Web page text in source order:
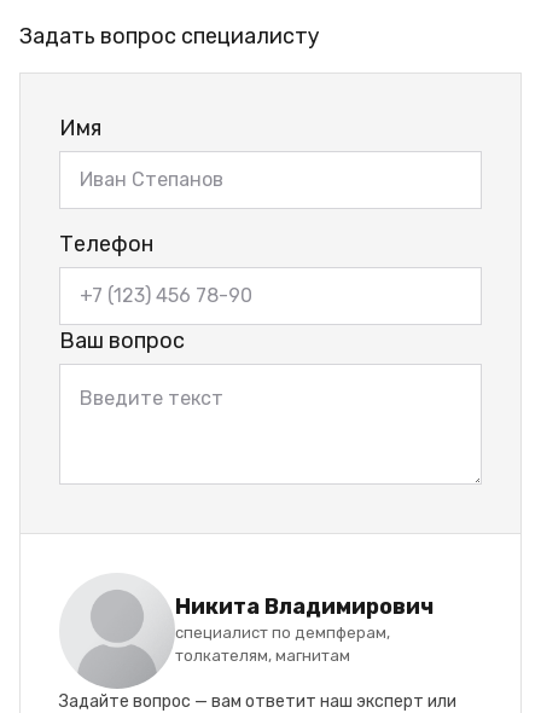
Задать вопрос специалисту
Имя
Телефон
Ваш вопрос
Никита Владимирович
специалист по демпферам,
толкателям, магнитам
Задайте вопрос — вам ответит наш эксперт или